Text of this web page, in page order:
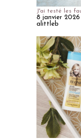
J'ai testé les
8 janvier 2026
alittleb